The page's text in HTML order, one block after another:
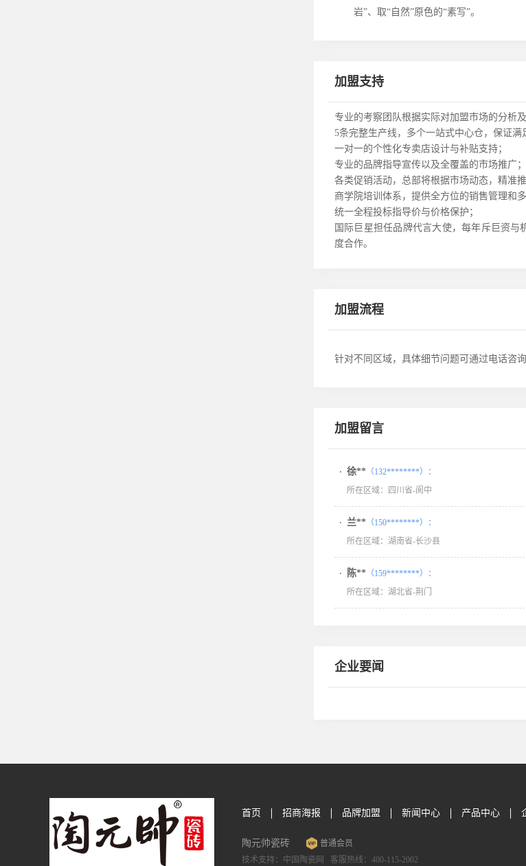
岩”、取“自然”原色的“素写”。
加盟支持
专业的考察团队根据实际对加盟市场的分析
5条完整生产线，多个一站式中心仓，保证满
一对一的个性化专卖店设计与补贴支持；
专业的品牌指导宣传以及全覆盖的市场推广；
各类促销活动，总部将根据市场动态，精准
商学院培训体系，提供全方位的销售管理和
统一全程投标指导价与价格保护；
国际巨星担任品牌代言大使，每年斥巨资与
度合作。
加盟流程
针对不同区域，具体细节问题可通过电话咨询
加盟留言
徐** （132********）：
所在区域：四川省-阆中
兰** （150********）：
所在区域：湖南省-长沙县
陈** （159********）：
所在区域：湖北省-荆门
企业要闻
首页 招商海报 品牌加盟 新闻中心 产品中心
陶元帅瓷砖
普通会员
技术支持：中国陶瓷网 客服热线：400-115-2002